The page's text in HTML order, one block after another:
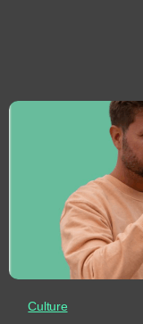
Culture